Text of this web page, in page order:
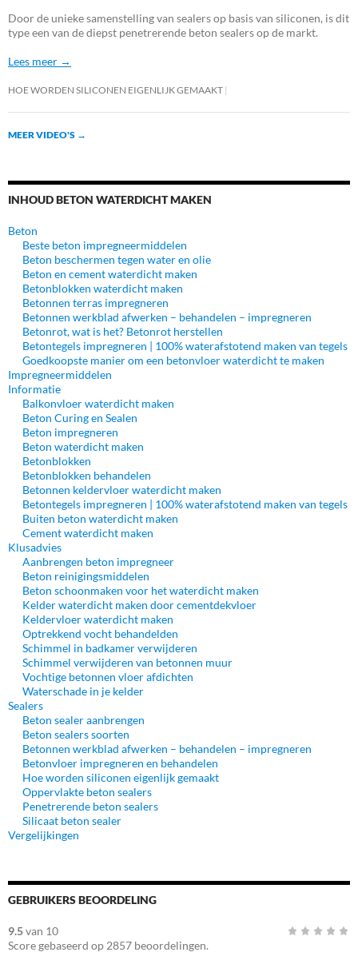
Door de unieke samenstelling van sealers op basis van siliconen, is dit
type een van de diepst penetrerende beton sealers op de markt.
Lees meer →
HOE WORDEN SILICONEN EIGENLIJK GEMAAKT
MEER VIDEO'S →
INHOUD BETON WATERDICHT MAKEN
Beton
Beste beton impregneermiddelen
Beton beschermen tegen water en olie
Beton en cement waterdicht maken
Betonblokken waterdicht maken
Betonnen terras impregneren
Betonnen werkblad afwerken – behandelen – impregneren
Betonrot, wat is het? Betonrot herstellen
Betontegels impregneren | 100% waterafstotend maken van tegels
Goedkoopste manier om een betonvloer waterdicht te maken
Impregneermiddelen
Informatie
Balkonvloer waterdicht maken
Beton Curing en Sealen
Beton impregneren
Beton waterdicht maken
Betonblokken
Betonblokken behandelen
Betonnen keldervloer waterdicht maken
Betontegels impregneren | 100% waterafstotend maken van tegels
Buiten beton waterdicht maken
Cement waterdicht maken
Klusadvies
Aanbrengen beton impregneer
Beton reinigingsmiddelen
Beton schoonmaken voor het waterdicht maken
Kelder waterdicht maken door cementdekvloer
Keldervloer waterdicht maken
Optrekkend vocht behandelden
Schimmel in badkamer verwijderen
Schimmel verwijderen van betonnen muur
Vochtige betonnen vloer afdichten
Waterschade in je kelder
Sealers
Beton sealer aanbrengen
Beton sealers soorten
Betonnen werkblad afwerken – behandelen – impregneren
Betonvloer impregneren en behandelen
Hoe worden siliconen eigenlijk gemaakt
Oppervlakte beton sealers
Penetrerende beton sealers
Silicaat beton sealer
Vergelijkingen
GEBRUIKERS BEOORDELING
9.5van 10
Score gebaseerd op 2857 beoordelingen.